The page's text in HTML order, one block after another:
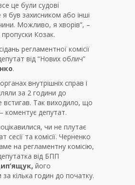
це були судові
я був захисником або інші
Можливо, я хворів”, –
Козак.
регламентної комісії
від “Нових облич”
.
внутрішніх справ і
за 2 години до
встигав. Так виходило, що
коментує депутат.
чи не плутає
сесії та комісії. Черненко
на регламентну комісію,
від БПП
його
кілька годин до початку.